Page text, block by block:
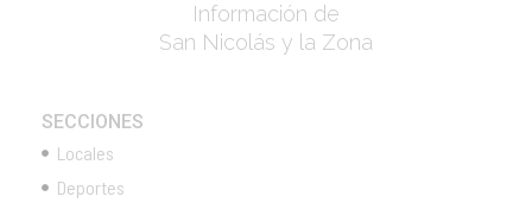
Información de
San Nicolás y la Zona
SECCIONES
Locales
Deportes